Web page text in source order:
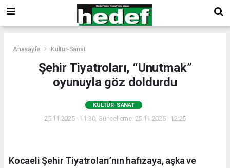
Anasayfa Kültür-Sanat
Şehir Tiyatroları, “Unutmak”
oyunuyla göz doldurdu
KÜLTÜR-SANAT
25.11.2025 - 11:30, Güncelleme: 25.11.2025 - 12:25
Kocaeli Şehir Tiyatroları’nın hafızaya, aşka ve